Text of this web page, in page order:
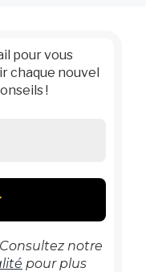
pour vous
chaque nouvel
!
notre
pour plus